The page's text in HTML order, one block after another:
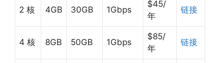
2 核 4GB 30GB 1Gbps
$45/
年
链接
4 核 8GB 50GB 1Gbps
$85/
年
链接